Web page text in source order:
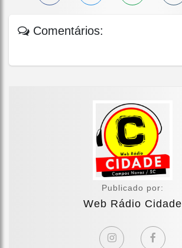
Comentários:
Publicado por:
Web Rádio Cidade